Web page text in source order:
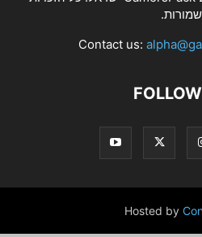
שמורות.
Contact us:
Hosted by